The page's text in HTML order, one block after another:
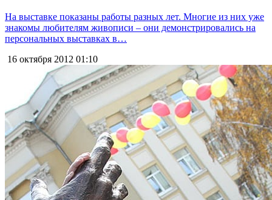
На выставке показаны работы разных лет. Многие из них уже
знакомы любителям живописи – они демонстрировались на
персональных выставках в…
16 октября 2012 01:10